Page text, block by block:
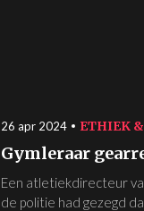
26 apr 2024 ETHIEK
Gymleraar
Een atletiekdirecteur
de politie had gezegd